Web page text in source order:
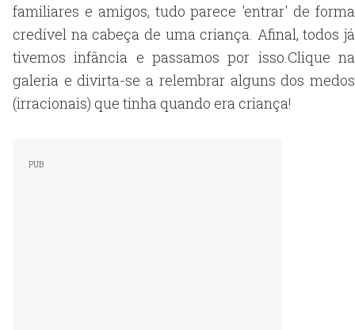
familiares e amigos, tudo parece 'entrar' de forma
credível na cabeça de uma criança. Afinal, todos já
tivemos infância e passamos por isso.Clique na
galeria e divirta-se a relembrar alguns dos medos
(irracionais) que tinha quando era criança!